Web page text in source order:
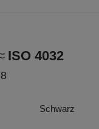
ISO 4032
Schwarz